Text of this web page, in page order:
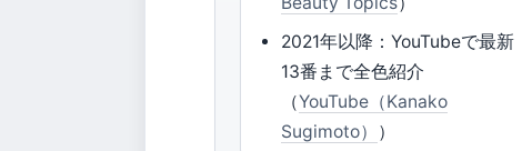
2021年以降：YouTubeで最新
13番まで全色紹介
（YouTube（Kanako
Sugimoto） ）